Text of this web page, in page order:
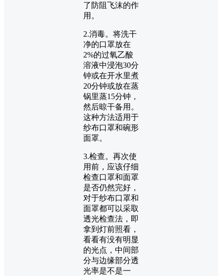
了防阻飞沫的作
用。
2.消毒。将洗干
净的口罩放在
2%的过氧乙酸
溶液中浸泡30分
钟或在开水里煮
20分钟或放在蒸
锅里蒸15分钟，
然后晾干备用。
这种方法适用于
纱布口罩和碗形
面罩。
3.检查。再次使
用前，应该仔细
检查口罩和面罩
是否仍然完好，
对于纱布口罩和
面罩都可以采取
透光检查法，即
拿到灯前照看，
看看有没有明显
的光点，中间部
分与边缘部分透
光率是不是一